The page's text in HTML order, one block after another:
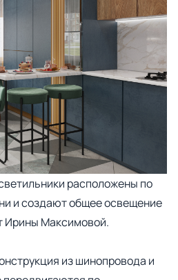
расположены по
и создают общее освещение
Ирины Максимовой.
из шинопровода и